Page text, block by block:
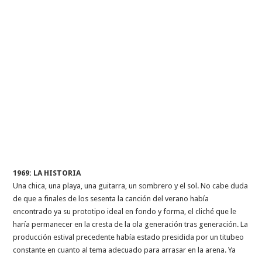
1969: LA HISTORIA
Una chica, una playa, una guitarra, un sombrero y el sol. No cabe duda
de que a finales de los sesenta la canción del verano había
encontrado ya su prototipo ideal en fondo y forma, el cliché que le
haría permanecer en la cresta de la ola generación tras generación. La
producción estival precedente había estado presidida por un titubeo
constante en cuanto al tema adecuado para arrasar en la arena. Ya